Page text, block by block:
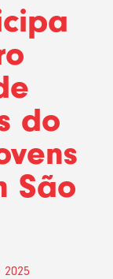
do
São
2025